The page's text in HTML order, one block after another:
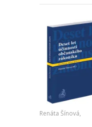
Renáta Šínová,